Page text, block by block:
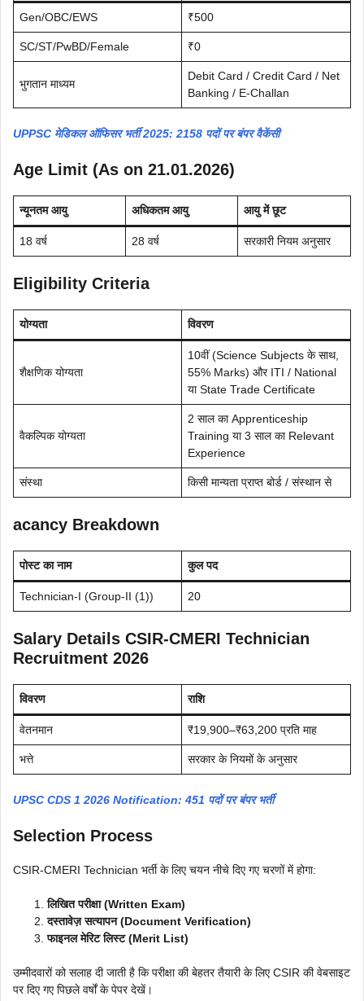
Gen/OBC/EWS ₹500
SC/ST/PwBD/Female ₹0
भुगतान माध्यम
Debit Card / Credit Card / Net
Banking / E-Challan
UPPSC मेडिकल ऑफिसर भर्ती 2025: 2158 पदों पर बंपर वैकेंसी
Age Limit (As on 21.01.2026)
न्यूनतम आयु अधिकतम आयु आयु में छूट
18 वर्ष 28 वर्ष सरकारी नियम अनुसार
Eligibility Criteria
योग्यता विवरण
शैक्षणिक योग्यता
10वीं (Science Subjects के साथ,
55% Marks) और ITI / National
या State Trade Certificate
वैकल्पिक योग्यता
2 साल का Apprenticeship
Training या 3 साल का Relevant
Experience
संस्था किसी मान्यता प्राप्त बोर्ड / संस्थान से
acancy Breakdown
पोस्ट का नाम कुल पद
Technician-I (Group-II (1)) 20
Salary Details CSIR-CMERI Technician
Recruitment 2026
विवरण राशि
वेतनमान ₹19,900–₹63,200 प्रति माह
भत्ते सरकार के नियमों के अनुसार
UPSC CDS 1 2026 Notification: 451 पदों पर बंपर भर्ती
Selection Process
CSIR-CMERI Technician भर्ती के लिए चयन नीचे दिए गए चरणों में होगा:
लिखित परीक्षा (Written Exam)
दस्तावेज़ सत्यापन (Document Verification)
फाइनल मेरिट लिस्ट (Merit List)
उम्मीदवारों को सलाह दी जाती है कि परीक्षा की बेहतर तैयारी के लिए CSIR की वेबसाइट
पर दिए गए पिछले वर्षों के पेपर देखें।